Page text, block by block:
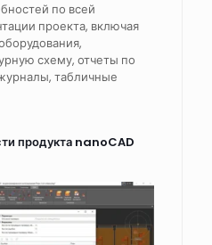
по всей
проекта, включая
схему, отчеты по
табличные
продукта nanoCAD